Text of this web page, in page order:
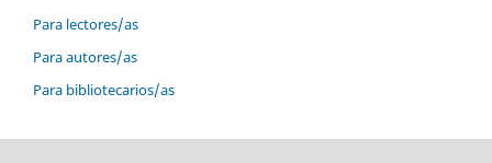
Para lectores/as
Para autores/as
Para bibliotecarios/as